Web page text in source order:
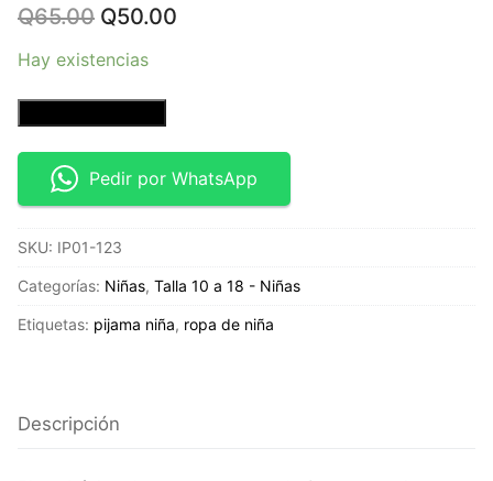
Q65.00 Original
was:
Q50.00
Hay existencias
color
naranja
you
got
-
Tommy
hilfinger
Pedir por WhatsApp
SKU: IP01-123
Categorías: Niñas, Talla 10 a 18 - Niñas
Etiquetas: pijama niña, ropa de niña
Descripción